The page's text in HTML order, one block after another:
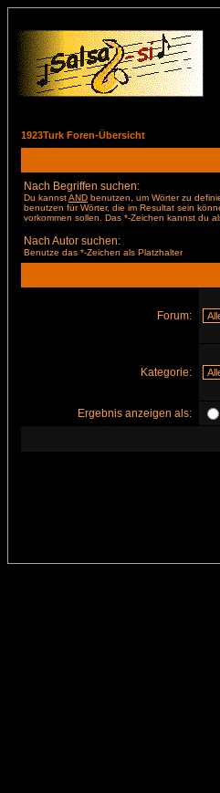
1923Turk Foren-Übersicht
Nach Begriffen suchen:
Du kannstAND benutzen, um Wörter zu
benutzen für Wörter, die im Resultat sein
vorkommen sollen. Das *-Zeichen kannst du
Nach Autor suchen:
Benutze das *-Zeichen als Platzhalter
Forum:
Kategorie:
Ergebnis anzeigen als: